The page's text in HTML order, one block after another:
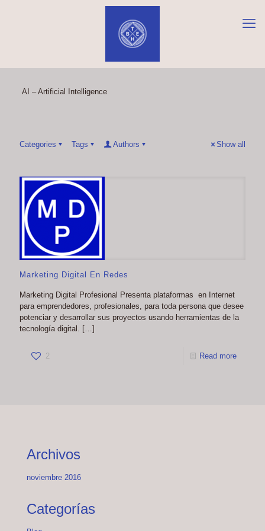
AI – Artificial Intelligence
Categories Tags Authors Show all
Marketing Digital En Redes
Marketing Digital Profesional Presenta plataformas en Internet
para emprendedores, profesionales, para toda persona que desee
potenciar y desarrollar sus proyectos usando herramientas de la
tecnología digital. […]
2 Read more
Archivos
noviembre 2016
Categorías